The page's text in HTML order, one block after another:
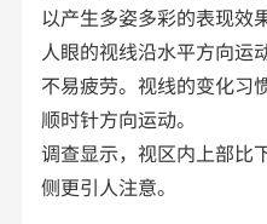
以产生多姿多彩的表现效
人眼的视线沿水平方向运
不易疲劳。视线的变化习
顺时针方向运动。
调查显示，视区内上部比
侧更引人注意。